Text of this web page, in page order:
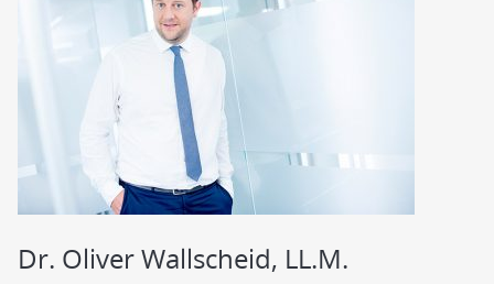
Dr. Oliver Wallscheid, LL.M.